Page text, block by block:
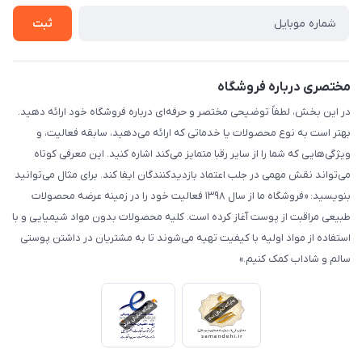
ثبت
مختصری درباره فروشگاه
در این بخش، لطفاً توضیحی مختصر و حرفه‌ای درباره فروشگاه خود ارائه دهید.
بهتر است به نوع محصولات یا خدماتی که ارائه می‌دهید، سابقه فعالیت، و
ویژگی‌هایی که شما را از سایر رقبا متمایز می‌کند اشاره کنید. این معرفی کوتاه
می‌تواند نقش مهمی در جلب اعتماد بازدیدکنندگان ایفا کند. برای مثال می‌توانید
بنویسید: «فروشگاه ما از سال ۱۳۹۸ فعالیت خود را در زمینه عرضه محصولات
طبیعی مراقبت از پوست آغاز کرده است. کلیه محصولات بدون مواد شیمیایی و با
استفاده از مواد اولیه با کیفیت تهیه می‌شوند تا به مشتریان در داشتن پوستی
سالم و شاداب کمک کنیم.»